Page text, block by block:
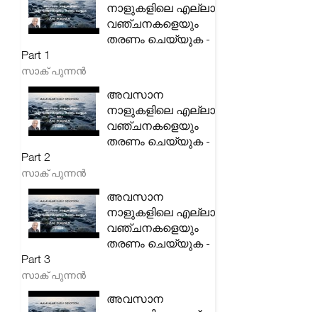
നാളുകളിലെ എല്ലാ
വഞ്ചനകളെയും
തരണം ചെയ്യുക -
Part 1
സാക് പുന്നൻ
അവസാന
നാളുകളിലെ എല്ലാ
വഞ്ചനകളെയും
തരണം ചെയ്യുക -
Part 2
സാക് പുന്നൻ
അവസാന
നാളുകളിലെ എല്ലാ
വഞ്ചനകളെയും
തരണം ചെയ്യുക -
Part 3
സാക് പുന്നൻ
അവസാന